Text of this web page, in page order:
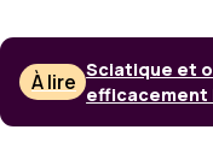
À lire Sciatique et
efficacement